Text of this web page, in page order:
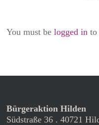
You must belogged in to
Bürgeraktion Hilden
Südstraße 36 . 40721